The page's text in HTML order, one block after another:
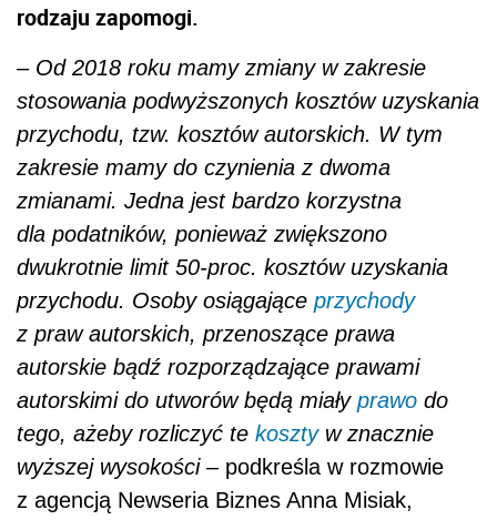
rodzaju zapomogi.
– Od 2018 roku mamy zmiany w zakresie
stosowania podwyższonych kosztów uzyskania
przychodu, tzw. kosztów autorskich. W tym
zakresie mamy do czynienia z dwoma
zmianami. Jedna jest bardzo korzystna
dla podatników, ponieważ zwiększono
dwukrotnie limit 50-proc. kosztów uzyskania
przychodu. Osoby osiągające przychody
z praw autorskich, przenoszące prawa
autorskie bądź rozporządzające prawami
autorskimi do utworów będą miały prawo do
tego, ażeby rozliczyć te kosztyw znacznie
wyższej wysokości – podkreśla w rozmowie
z agencją Newseria Biznes Anna Misiak,